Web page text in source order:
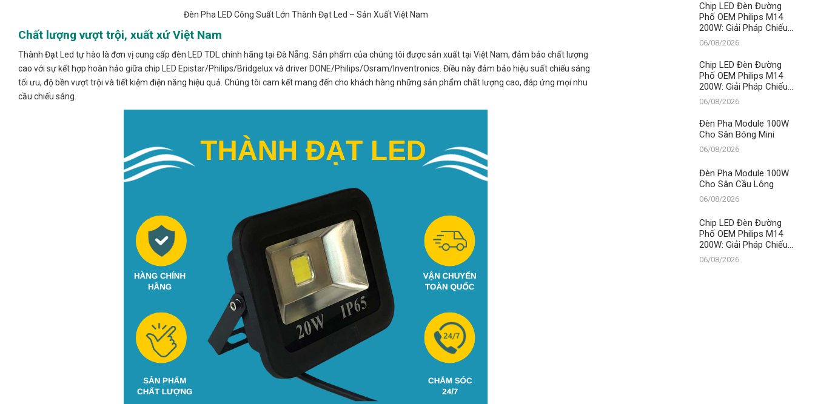
Đèn Pha LED Công Suất Lớn Thành Đạt Led – Sản Xuất Việt Nam
Chất lượng vượt trội, xuất xứ Việt Nam
Thành Đạt Led tự hào là đơn vị cung cấp đèn LED TDL chính hãng tại Đà Nẵng. Sản phẩm của chúng tôi được sản xuất tại Việt Nam, đảm bảo chất lượng
cao với sự kết hợp hoàn hảo giữa chip LED Epistar/Philips/Bridgelux và driver DONE/Philips/Osram/Inventronics. Điều này đảm bảo hiệu suất chiếu sáng
tối ưu, độ bền vượt trội và tiết kiệm điện năng hiệu quả. Chúng tôi cam kết mang đến cho khách hàng những sản phẩm chất lượng cao, đáp ứng mọi nhu
cầu chiếu sáng.
Cầu
Lông
Chip LED Đèn Đường
Phố OEM Philips M14
200W: Giải Pháp Chiếu
Sáng Đỉnh Cao, Khẳng
Định Vị Thế Số 1 Của
Thành Đạt LED
06/08/2026
Chip LED Đèn Đường
Phố OEM Philips M14
200W: Giải Pháp Chiếu
Sáng Đỉnh Cao, Khẳng
Định Vị Thế Số 1 Của
Thành Đạt LED
06/08/2026
Đèn Pha Module 100W
Cho Sân Bóng Mini
06/08/2026
Đèn Pha Module 100W
Cho Sân Cầu Lông
06/08/2026
Chip LED Đèn Đường
Phố OEM Philips M14
200W: Giải Pháp Chiếu
Sáng Đỉnh Cao, Khẳng
Định Vị Thế Số 1 Của
06/08/2026